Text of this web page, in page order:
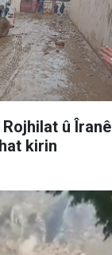
û Îranê
kirin